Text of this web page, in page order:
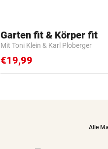
Garten fit & Körper fit
Mit Toni Klein & Karl Ploberger
€19,99
Alle